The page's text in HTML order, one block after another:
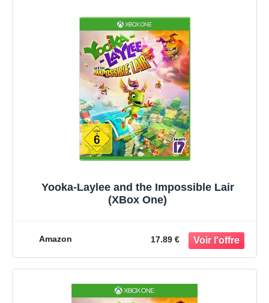
Yooka-Laylee and the Impossible Lair
(XBox One)
Amazon 17.89 €